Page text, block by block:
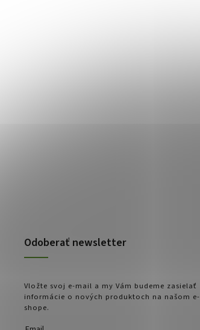
Odoberať newsletter
Vložte svoj e-mail a my Vám budeme zasielať
informácie o nových produktoch na našom e-
shope.